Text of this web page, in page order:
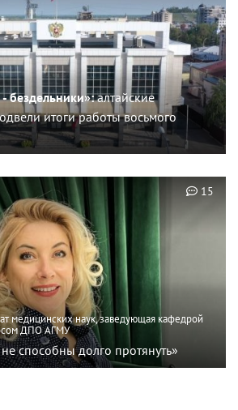
бездельники»:алтайские
итоги работы восьмого
медицинских наук, заведующая кафедрой
ДПО АГМУ
способны долго протянуть»
15